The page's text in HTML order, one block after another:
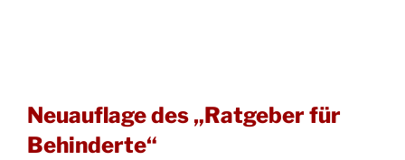
Neuauflage des „Ratgeber für
Behinderte“